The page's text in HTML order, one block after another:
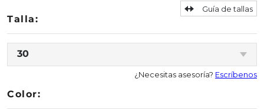
30
Guía de tallas
¿Necesitas asesoría? Escríbenos
Color: